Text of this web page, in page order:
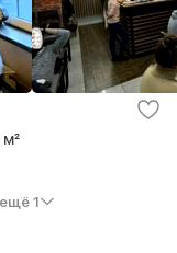
ещё 1